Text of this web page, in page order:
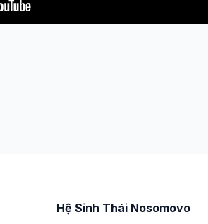
Hệ Sinh Thái Nosomovo